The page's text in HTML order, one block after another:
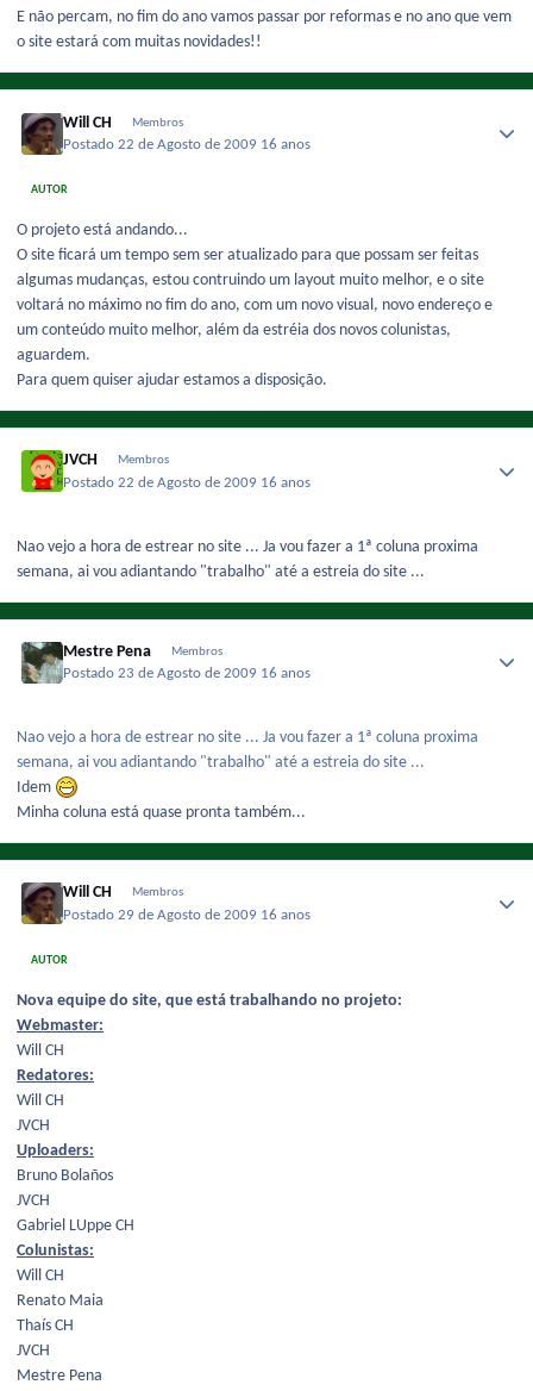
E não percam, no fim do ano vamos passar por reformas e no ano que vem
o site estará com muitas novidades!!
Will CH Membros
Postado22 de Agosto de 2009 16 anos
AUTOR
O projeto está andando...
O site ficará um tempo sem ser atualizado para que possam ser feitas
algumas mudanças, estou contruindo um layout muito melhor, e o site
voltará no máximo no fim do ano, com um novo visual, novo endereço e
um conteúdo muito melhor, além da estréia dos novos colunistas,
aguardem.
Para quem quiser ajudar estamos a disposição.
JVCH Membros
Postado22 de Agosto de 2009 16 anos
Nao vejo a hora de estrear no site ... Ja vou fazer a 1ª coluna proxima
semana, ai vou adiantando "trabalho" até a estreia do site ...
Mestre Pena Membros
Postado23 de Agosto de 2009 16 anos
Nao vejo a hora de estrear no site ... Ja vou fazer a 1ª coluna proxima
semana, ai vou adiantando "trabalho" até a estreia do site ...
Idem
Minha coluna está quase pronta também...
Will CH Membros
Postado29 de Agosto de 2009 16 anos
AUTOR
Nova equipe do site, que está trabalhando no projeto:
Webmaster:
Will CH
Redatores:
Will CH
JVCH
Uploaders:
Bruno Bolaños
JVCH
Gabriel LUppe CH
Colunistas:
Will CH
Renato Maia
Thaís CH
JVCH
Mestre Pena